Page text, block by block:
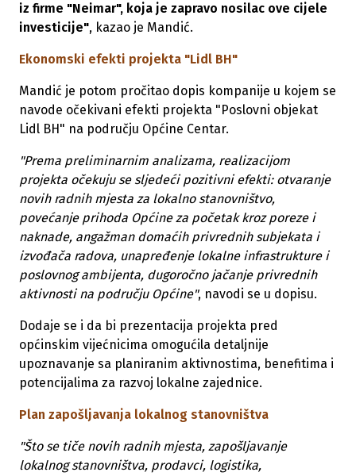
iz firme "Neimar", koja je zapravo nosilac ove cijele
investicije", kazao je Mandić.
Ekonomski efekti projekta "Lidl BH"
Mandić je potom pročitao dopis kompanije u kojem se
navode očekivani efekti projekta "Poslovni objekat
Lidl BH" na području Općine Centar.
"Prema preliminarnim analizama, realizacijom
projekta očekuju se sljedeći pozitivni efekti: otvaranje
novih radnih mjesta za lokalno stanovništvo,
povećanje prihoda Općine za početak kroz poreze i
naknade, angažman domaćih privrednih subjekata i
izvođača radova, unapređenje lokalne infrastrukture i
poslovnog ambijenta, dugoročno jačanje privrednih
aktivnosti na području Općine", navodi se u dopisu.
Dodaje se i da bi prezentacija projekta pred
općinskim vijećnicima omogućila detaljnije
upoznavanje sa planiranim aktivnostima, benefitima i
potencijalima za razvoj lokalne zajednice.
Plan zapošljavanja lokalnog stanovništva
"Što se tiče novih radnih mjesta, zapošljavanje
lokalnog stanovništva, prodavci, logistika,